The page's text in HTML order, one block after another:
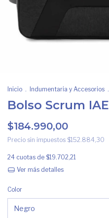
Inicio . Indumentaria y Accesorios .
Bolso Scrum IAE
$184.990,00
Precio sin impuestos $152.884,30
24 cuotas de $19.702,21
Ver más detalles
Color